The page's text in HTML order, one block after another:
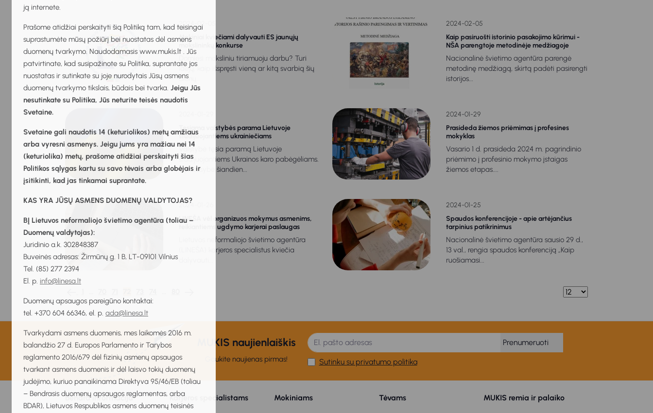
ją internete.
Prašome atidžiai perskaityti šią Politiką tam, kad teisingai
suprastumėte mūsų požiūrį bei nuostatas dėl asmens
duomenų tvarkymo. Naudodamasis www.mukis.lt . Jūs
patvirtinate, kad susipažinote su Politika, suprantate jos
nuostatas ir sutinkate su joje nurodytais Jūsų asmens
duomenų tvarkymo tikslais, būdais bei tvarka. Jeigu Jūs
nesutinkate su Politika, Jūs neturite teisės naudotis
Svetaine.
Svetaine gali naudotis 14 (keturiolikos) metų amžiaus
arba vyresni asmenys. Jeigu jums yra mažiau nei 14
(keturiolika) metų, prašome atidžiai perskaityti šias
Politikos sąlygas kartu su savo tėvais arba globėjais ir
įsitikinti, kad jas tinkamai suprantate.
KAS YRA JŪSŲ ASMENS DUOMENŲ VALDYTOJAS?
BĮ Lietuvos neformaliojo švietimo agentūra (toliau –
Duomenų valdytojas):
Juridinio a.k. 302848387
Buveinės adresas: Žirmūnų g. 1 B, LT-09101 Vilnius
Tel. (85) 277 2394
El. p. info@linesa.lt
Duomenų apsaugos pareigūno kontaktai:
tel. +370 604 66346, el. p. ada@linesa.lt
Tvarkydami asmens duomenis, mes laikomės 2016 m.
balandžio 27 d. Europos Parlamento ir Tarybos
reglamento 2016/679 dėl fizinių asmenų apsaugos
tvarkant asmens duomenis ir dėl laisvo tokių duomenų
judėjimo, kuriuo panaikinama Direktyva 95/46/EB (toliau
– Bendrasis duomenų apsaugos reglamentas, arba
BDAR), Lietuvos Respublikos asmens duomenų teisinės
2024-02-05
Mokiniai kviečiami dalyvauti ES jaunųjų
mokslininkų konkurse
Domiesi moksliniu tiriamuoju darbu? Turi
idėjų, kaip išspręsti vieną ar kitą svarbią šių
dienų...
2024-02-05
Kaip pasiruošti istorinio pasakojimo kūrimui -
NŠA parengtoje metodinėje medžiagoje
Nacionalinė švietimo agentūra parengė
metodinę medžiagą, skirtą padėti pasirengti
istorijos...
Tęsiama valstybės parama Lietuvoje
studijuojantiems ukrainiečiams
Valstybė tęsia paramą Lietuvoje
studijuojantiems Ukrainos karo pabėgėliams.
Vyriausybė šiandien...
2024-01-29
Prasideda žiemos priėmimas į profesines
mokyklas
Vasario 1 d. prasideda 2024 m. pagrindinio
priėmimo į profesinio mokymo įstaigas
žiemos etapas....
2024-01-26
LINEŠA vėl organizuos mokymus asmenims,
teikiantiems ugdymo karjerai paslaugas
Lietuvos neformaliojo švietimo agentūra
(LINEŠA) karjeros specialistus kviečia
2024-01-25
Spaudos konferencijoje - apie artėjančius
tarpinius patikrinimus
Nacionalinė švietimo agentūra sausio 29 d.,
13 val., rengia spaudos konferenciją „Kaip
ruošiamasi...
MUKIS naujienlaiškis
Gaukite naujienas pirmas!
Prenumeruoti
Sutinku su privatumo politika
Bendra informacija Karjeros specialistams Mokiniams Tėvams MUKIS remia ir palaiko